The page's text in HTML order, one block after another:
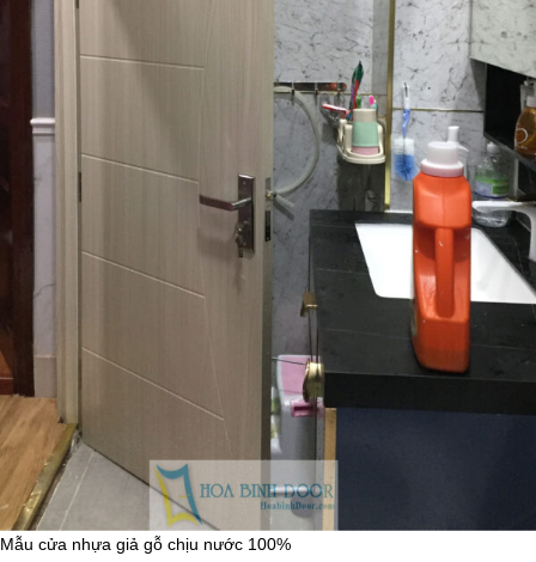
Mẫu cửa nhựa giả gỗ chịu nước 100%